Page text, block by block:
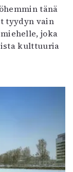
tänä
tyydyn vain
joka
kulttuuria